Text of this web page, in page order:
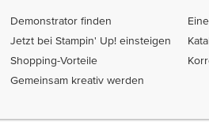
Demonstrator finden
Jetzt bei Stampin' Up! einsteigen
Shopping-Vorteile
Gemeinsam kreativ werden